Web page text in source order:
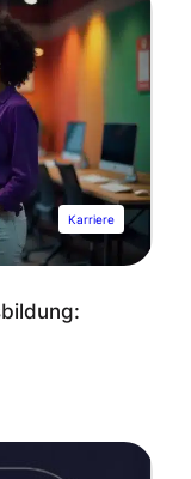
Karriere